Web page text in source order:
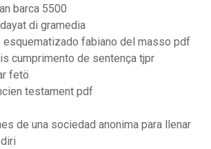
barca 5500
di gramedia
esquematizado fabiano del masso pdf
cumprimento de sentença tjpr
fetö
testament pdf
de una sociedad anonima para llenar